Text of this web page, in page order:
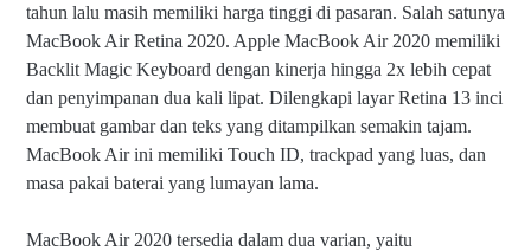
tahun lalu masih memiliki harga tinggi di pasaran. Salah satunya
MacBook Air Retina 2020. Apple MacBook Air 2020 memiliki
Backlit Magic Keyboard dengan kinerja hingga 2x lebih cepat
dan penyimpanan dua kali lipat. Dilengkapi layar Retina 13 inci
membuat gambar dan teks yang ditampilkan semakin tajam.
MacBook Air ini memiliki Touch ID, trackpad yang luas, dan
masa pakai baterai yang lumayan lama.
MacBook Air 2020 tersedia dalam dua varian, yaitu